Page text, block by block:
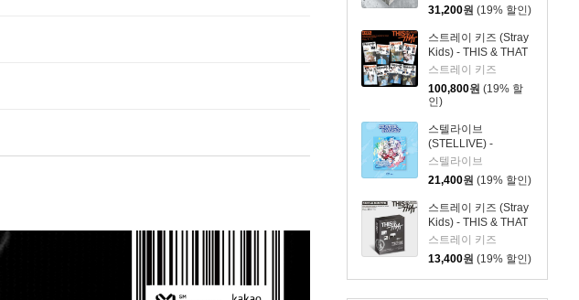
31,200원 (19% 할인)
스트레이 키즈 (Stray
Kids) - THIS & THAT
[& VER.][8종 SET]
스트레이 키즈
100,800원 (19% 할
인)
스텔라이브
(STELLIVE) -
STELLIVE Cliche 1st
EP 「Colorful
Strokes」 - CD Ver.
스텔라이브
21,400원 (19% 할인)
스트레이 키즈 (Stray
Kids) - THIS & THAT
[FANS ALBUM VER.]
스트레이 키즈
13,400원 (19% 할인)